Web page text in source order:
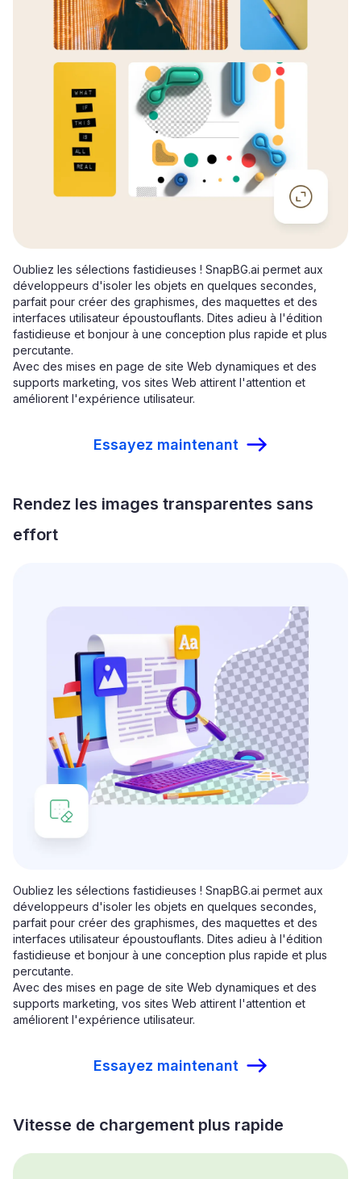
Oubliez les sélections fastidieuses ! SnapBG.ai permet aux
développeurs d'isoler les objets en quelques secondes,
parfait pour créer des graphismes, des maquettes et des
interfaces utilisateur époustouflants. Dites adieu à l'édition
fastidieuse et bonjour à une conception plus rapide et plus
percutante.
Avec des mises en page de site Web dynamiques et des
supports marketing, vos sites Web attirent l'attention et
améliorent l'expérience utilisateur.
Essayez maintenant
Rendez les images transparentes sans
effort
Oubliez les sélections fastidieuses ! SnapBG.ai permet aux
développeurs d'isoler les objets en quelques secondes,
parfait pour créer des graphismes, des maquettes et des
interfaces utilisateur époustouflants. Dites adieu à l'édition
fastidieuse et bonjour à une conception plus rapide et plus
percutante.
Avec des mises en page de site Web dynamiques et des
supports marketing, vos sites Web attirent l'attention et
améliorent l'expérience utilisateur.
Essayez maintenant
Vitesse de chargement plus rapide